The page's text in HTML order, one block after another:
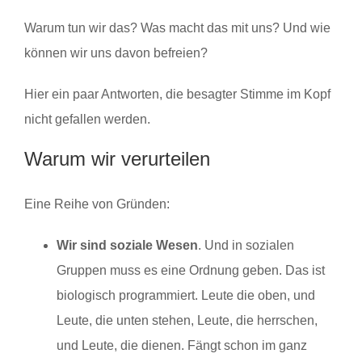
Warum tun wir das? Was macht das mit uns? Und wie
können wir uns davon befreien?
Hier ein paar Antworten, die besagter Stimme im Kopf
nicht gefallen werden.
Warum wir verurteilen
Eine Reihe von Gründen:
Wir sind soziale Wesen. Und in sozialen
Gruppen muss es eine Ordnung geben. Das ist
biologisch programmiert. Leute die oben, und
Leute, die unten stehen, Leute, die herrschen,
und Leute, die dienen. Fängt schon im ganz